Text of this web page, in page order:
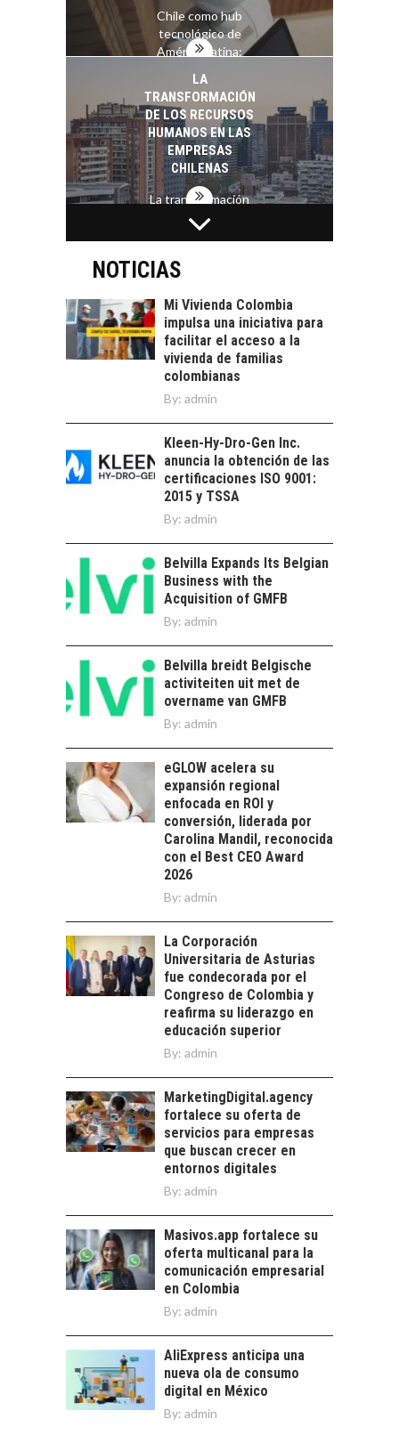
Chile como hub
tecnológico de
América Latina:
LA
TRANSFORMACIÓN
DE LOS RECURSOS
HUMANOS EN LAS
EMPRESAS
CHILENAS
La transformación
estratégica de los
recursos humanos en
FINANCIAMIENTO
PARA PYMES EN
ALTERNATIVAS MÁS
ALLÁ DEL CRÉDITO
BANCARIO
Financiamiento para
pymes en Chile:
alternativas que
trascienden el
EL CRECIMIENTO DE
LOS SERVICIOS
EXPORTADOS DESDE
CHILE
El auge de las
exportaciones de
servicios digitales en
TORRES DEL PAINE Y
SU APORTE AL
TURISMO Y LA
ECONOMÍA REGIONAL
Torres del Paine:
motor clave del
turismo y la
economía…
LA IMPORTANCIA DE
DIVERSIFICAR LAS
EXPORTACIONES
CHILENAS
las exportaciones
chilenas: clave para un
crecimiento…
CHILE COMO HUB
TECNOLÓGICO DE
AMÉRICA LATINA:
AVANCES Y DESAFÍOS
Chile como hub
tecnológico de
América Latina:
avances y desafíos…
LA
TRANSFORMACIÓN
DE LOS RECURSOS
HUMANOS EN LAS
EMPRESAS
CHILENAS
estratégica de los
recursos humanos en
las empresas…
NOTICIAS
Mi Vivienda Colombia
impulsa una iniciativa para
facilitar el acceso a la
vivienda de familias
colombianas
By: admin
Kleen-Hy-Dro-Gen Inc.
anuncia la obtención de las
certificaciones ISO 9001:
2015 y TSSA
By: admin
Belvilla Expands Its Belgian
Business with the
Acquisition of GMFB
By: admin
Belvilla breidt Belgische
activiteiten uit met de
overname van GMFB
By: admin
eGLOW acelera su
expansión regional
enfocada en ROI y
conversión, liderada por
Carolina Mandil, reconocida
con el Best CEO Award
2026
By: admin
La Corporación
Universitaria de Asturias
fue condecorada por el
Congreso de Colombia y
reafirma su liderazgo en
educación superior
By: admin
MarketingDigital.agency
fortalece su oferta de
servicios para empresas
que buscan crecer en
entornos digitales
By: admin
Masivos.app fortalece su
oferta multicanal para la
comunicación empresarial
en Colombia
By: admin
AliExpress anticipa una
nueva ola de consumo
digital en México
By: admin